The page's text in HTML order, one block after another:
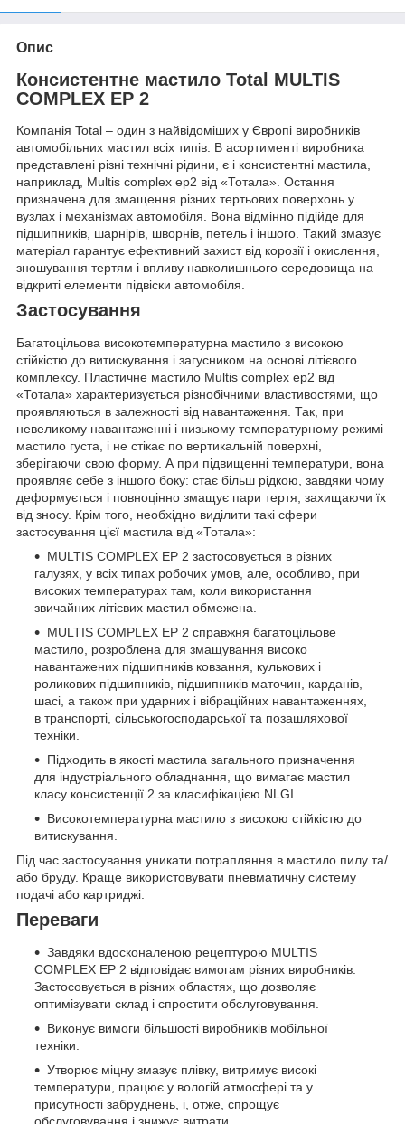
Опис
Консистентне мастило Total MULTIS
COMPLEX EP 2
Компанія Total – один з найвідоміших у Європі виробників
автомобільних мастил всіх типів. В асортименті виробника
представлені різні технічні рідини, є і консистентні мастила,
наприклад, Multis complex ep2 від «Тотала». Остання
призначена для змащення різних тертьових поверхонь у
вузлах і механізмах автомобіля. Вона відмінно підійде для
підшипників, шарнірів, шворнів, петель і іншого. Такий змазує
матеріал гарантує ефективний захист від корозії і окислення,
зношування тертям і впливу навколишнього середовища на
відкриті елементи підвіски автомобіля.
Застосування
Багатоцільова високотемпературна мастило з високою
стійкістю до витискування і загусником на основі літієвого
комплексу. Пластичне мастило Multis complex ep2 від
«Тотала» характеризується різнобічними властивостями, що
проявляються в залежності від навантаження. Так, при
невеликому навантаженні і низькому температурному режимі
мастило густа, і не стікає по вертикальній поверхні,
зберігаючи свою форму. А при підвищенні температури, вона
проявляє себе з іншого боку: стає більш рідкою, завдяки чому
деформується і повноцінно змащує пари тертя, захищаючи їх
від зносу. Крім того, необхідно виділити такі сфери
застосування цієї мастила від «Тотала»:
MULTIS COMPLEX EP 2 застосовується в різних
галузях, у всіх типах робочих умов, але, особливо, при
високих температурах там, коли використання
звичайних літієвих мастил обмежена.
MULTIS COMPLEX EP 2 справжня багатоцільове
мастило, розроблена для змащування високо
навантажених підшипників ковзання, кулькових і
роликових підшипників, підшипників маточин, карданів,
шасі, а також при ударних і вібраційних навантаженнях,
в транспорті, сільськогосподарської та позашляхової
техніки.
Підходить в якості мастила загального призначення
для індустріального обладнання, що вимагає мастил
класу консистенції 2 за класифікацією NLGI.
Високотемпературна мастило з високою стійкістю до
витискування.
Під час застосування уникати потрапляння в мастило пилу та/
або бруду. Краще використовувати пневматичну систему
подачі або картриджі.
Переваги
Завдяки вдосконаленою рецептурою MULTIS
COMPLEX EP 2 відповідає вимогам різних виробників.
Застосовується в різних областях, що дозволяє
оптимізувати склад і спростити обслуговування.
Виконує вимоги більшості виробників мобільної
техніки.
Утворює міцну змазує плівку, витримує високі
температури, працює у вологій атмосфері та у
присутності забруднень, і, отже, спрощує